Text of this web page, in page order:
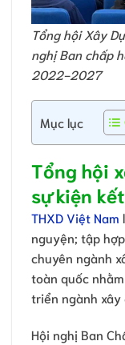
Tổng hội Xây
nghị Ban chấp
2022-2027
Mục lục
Tổng hội
sự kiện
THXD Việt Nam
nguyện; tập
chuyên ngành
toàn quốc
triển ngành xây
Hội nghị Ban